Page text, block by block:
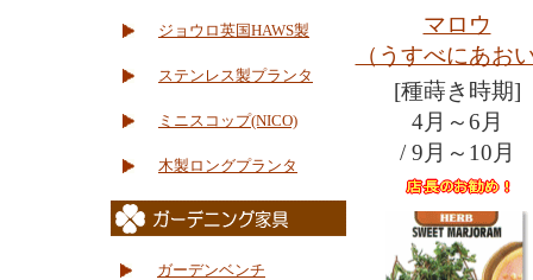
ジョウロ英国HAWS製
ステンレス製プランタ
ミニスコップ(NICO)
木製ロングプランタ
ガーデンベンチ
マロウ
（うすべにあお
[種蒔き時期]
4月～6月
/ 9月～10月